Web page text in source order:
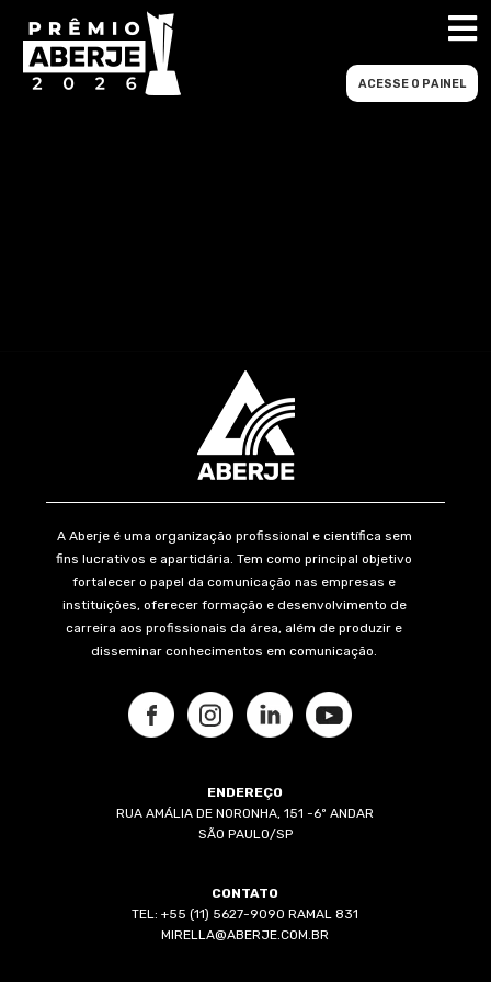
ACESSE O PAINEL
A Aberje é uma organização profissional e científica sem
fins lucrativos e apartidária. Tem como principal objetivo
fortalecer o papel da comunicação nas empresas e
instituições, oferecer formação e desenvolvimento de
carreira aos profissionais da área, além de produzir e
disseminar conhecimentos em comunicação.
ENDEREÇO
RUA AMÁLIA DE NORONHA, 151 -6º ANDAR
SÃO PAULO/SP
CONTATO
TEL: +55 (11) 5627-9090 RAMAL 831
MIRELLA@ABERJE.COM.BR